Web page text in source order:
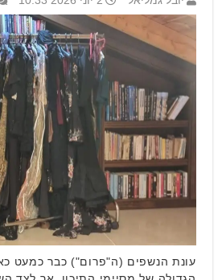
עונת הנשפים (ה"פרום") כבר כמעט